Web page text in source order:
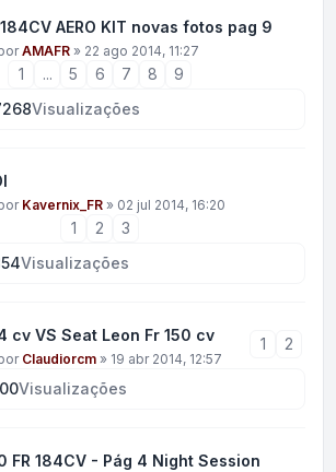
184CV AERO KIT novas fotos pag 9
AMAFR » 22 ago 2014, 11:27
1 ... 5 6 7 8
9
Visualizações
Kavernix_FR » 02 jul 2014, 16:20
1 2
3
Visualizações
cv VS Seat Leon Fr 150 cv
Claudiorcm » 19 abr 2014, 12:57
1 2
Visualizações
FR 184CV - Pág 4 Night Session